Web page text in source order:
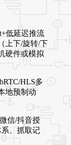
低延迟推流
上下/旋转/下
硬件或模拟
HLS多
地预制动
信/抖音授
、抓取记